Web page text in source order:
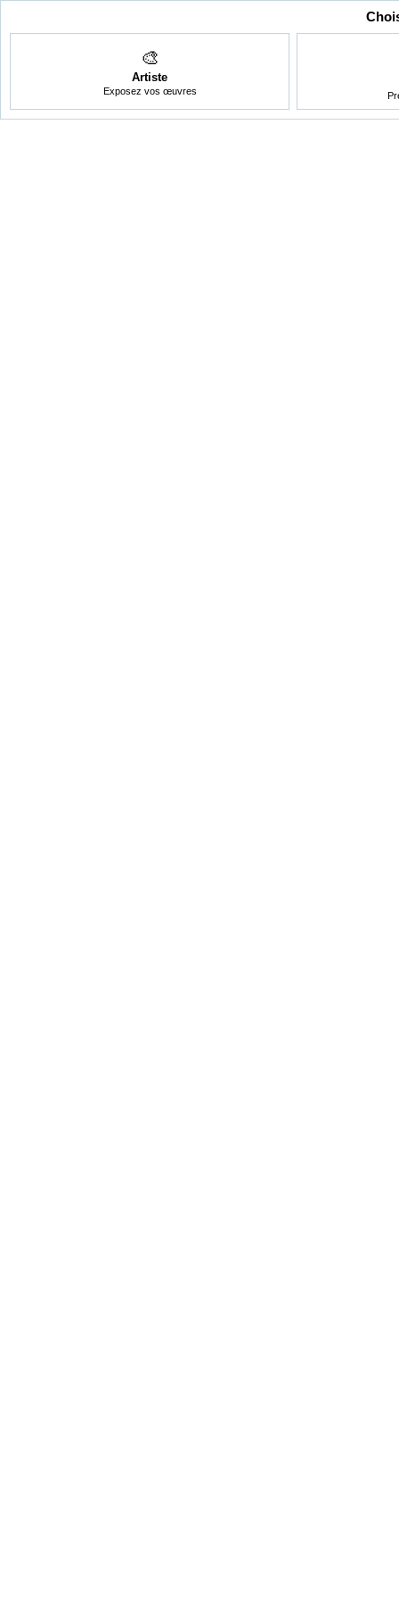
🎨
Artiste
Exposez vos œuvres